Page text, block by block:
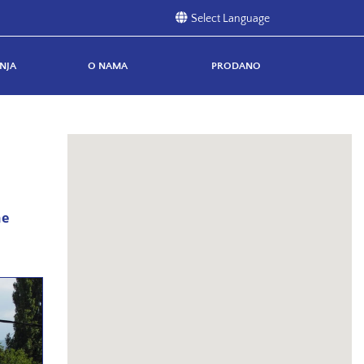
O NAMA PRODANO